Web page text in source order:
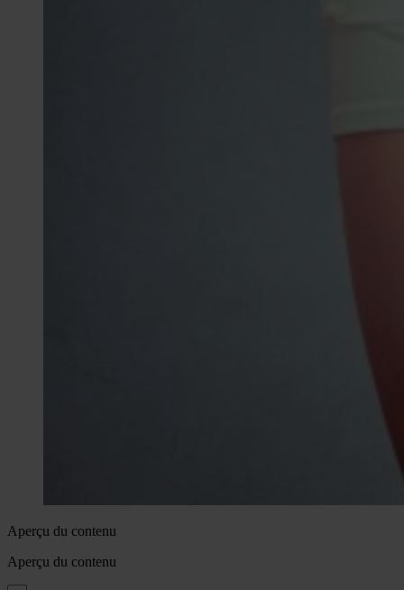
Aperçu du contenu
Aperçu du contenu